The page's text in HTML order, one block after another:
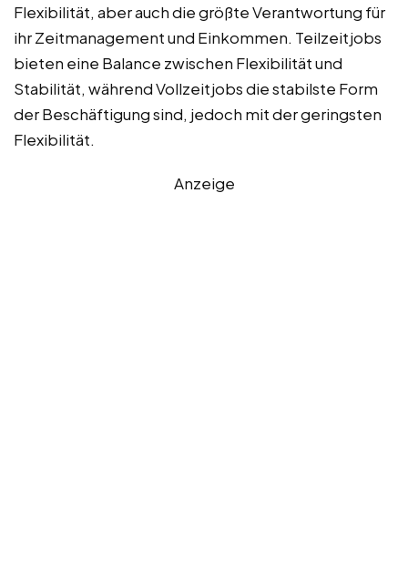
Flexibilität, aber auch die größte Verantwortung für
ihr Zeitmanagement und Einkommen. Teilzeitjobs
bieten eine Balance zwischen Flexibilität und
Stabilität, während Vollzeitjobs die stabilste Form
der Beschäftigung sind, jedoch mit der geringsten
Flexibilität.
Anzeige